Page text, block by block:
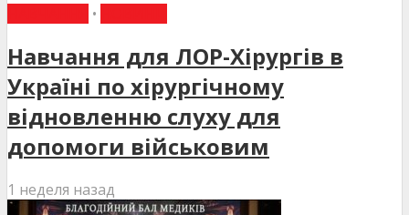
•
Навчання для ЛОР-Хірургів в
Україні по хірургічному
відновленню слуху для
допомоги військовим
1 неделя назад